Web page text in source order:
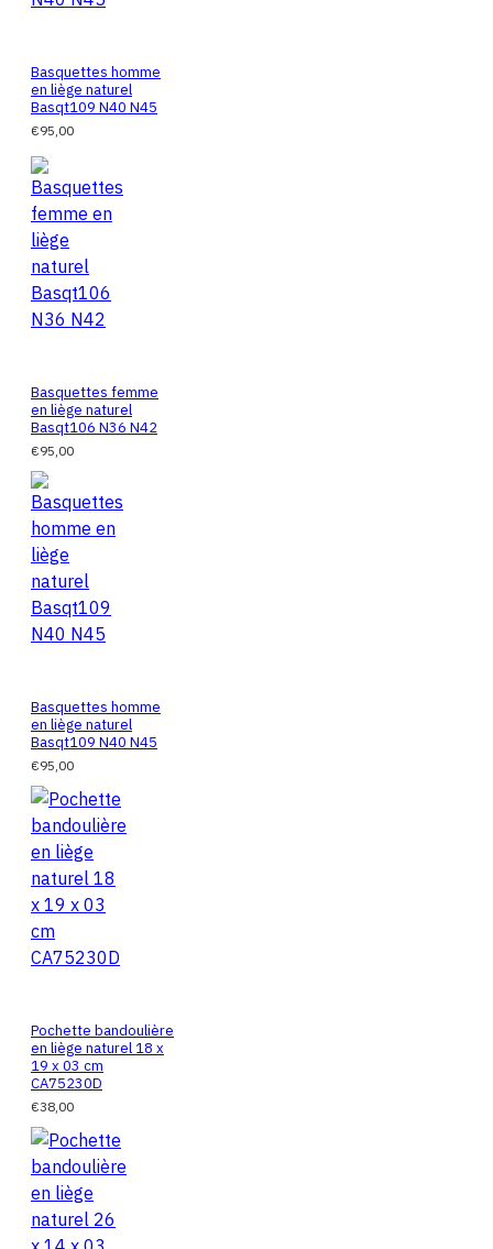
Basquettes homme
en liège naturel
Basqt109 N40 N45
€95,00
Basquettes femme
en liège naturel
Basqt106 N36 N42
€95,00
Basquettes homme
en liège naturel
Basqt109 N40 N45
€95,00
Pochette bandoulière
en liège naturel 18 x
19 x 03 cm
CA75230D
€38,00